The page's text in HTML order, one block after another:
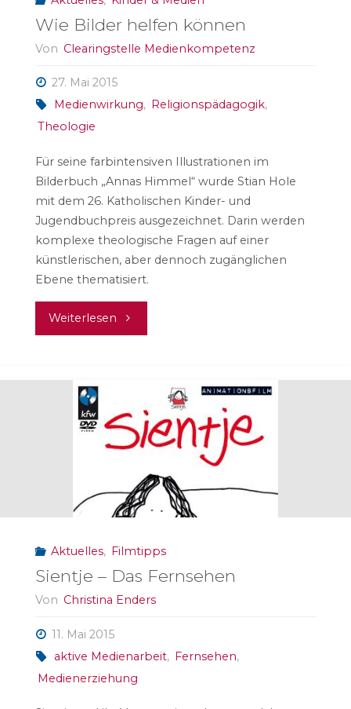
Wie Bilder helfen können
Von Clearingstelle Medienkompetenz
27. Mai 2015
Medienwirkung, Religionspädagogik,
Theologie
Für seine farbintensiven Illustrationen im
Bilderbuch „Annas Himmel“ wurde Stian Hole
mit dem 26. Katholischen Kinder- und
Jugendbuchpreis ausgezeichnet. Darin werden
komplexe theologische Fragen auf einer
künstlerischen, aber dennoch zugänglichen
Ebene thematisiert.
Weiterlesen "Wie
können"
Aktuelles, Filmtipps
Sientje – Das Fernsehen
Von Christina Enders
11. Mai 2015
aktive Medienarbeit, Fernsehen,
Medienerziehung